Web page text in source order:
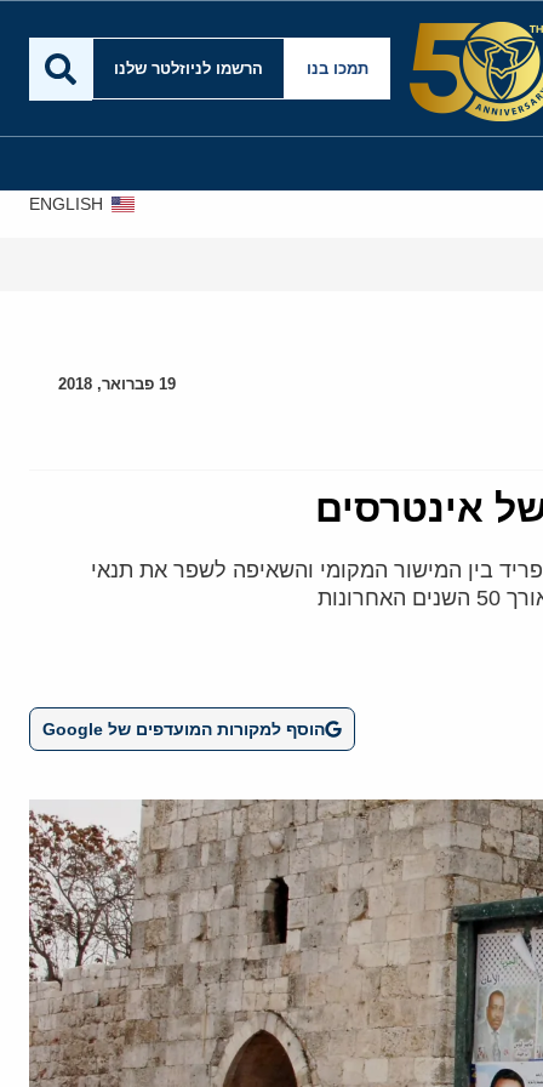
תמכו בנו הרשמו לניוזלטר שלנו
ENGLISH
19 פברואר, 2018
אינטרסים
בין המישור המקומי והשאיפה לשפר את תנאי
הוסף למקורות המועדפים של Google